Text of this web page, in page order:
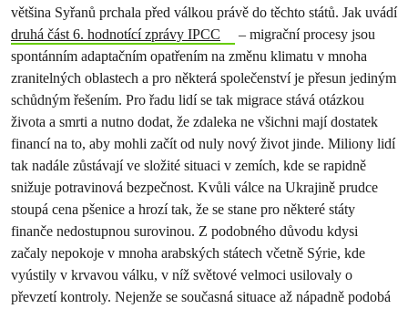
většina Syřanů prchala před válkou právě do těchto států. Jak uvádí
druhá část 6. hodnotící zprávy IPCC
– migrační procesy jsou
spontánním adaptačním opatřením na změnu klimatu v mnoha
zranitelných oblastech a pro některá společenství je přesun jediným
schůdným řešením. Pro řadu lidí se tak migrace stává otázkou
života a smrti a nutno dodat, že zdaleka ne všichni mají dostatek
financí na to, aby mohli začít od nuly nový život jinde. Miliony lidí
tak nadále zůstávají ve složité situaci v zemích, kde se rapidně
snižuje potravinová bezpečnost. Kvůli válce na Ukrajině prudce
stoupá cena pšenice a hrozí tak, že se stane pro některé státy
finanče nedostupnou surovinou. Z podobného důvodu kdysi
začaly nepokoje v mnoha arabských státech včetně Sýrie, kde
vyústily v krvavou válku, v níž světové velmoci usilovaly o
převzetí kontroly. Nejenže se současná situace až nápadně podobá